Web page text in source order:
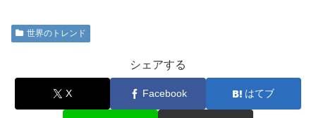
世界のトレンド
シェアする
X Facebook はてブ